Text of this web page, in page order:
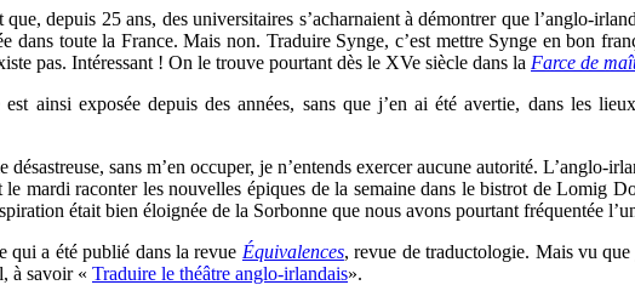
depuis 25 ans, des universitaires s’acharnaient à démontrer que l’anglo-
dans toute la France. Mais non. Traduire Synge, c’est mettre Synge en bon
pas. Intéressant ! On le trouve pourtant dès le XVe siècle dans la Farce de
ainsi exposée depuis des années, sans que j’en ai été avertie, dans les
sans m’en occuper, je n’entends exercer aucune autorité. L’anglo-
mardi raconter les nouvelles épiques de la semaine dans le bistrot de Lomig
était bien éloignée de la Sorbonne que nous avons pourtant fréquentée
qui a été publié dans la revue Équivalences, revue de traductologie. Mais vu
à savoir « Traduire le théâtre anglo-irlandais».